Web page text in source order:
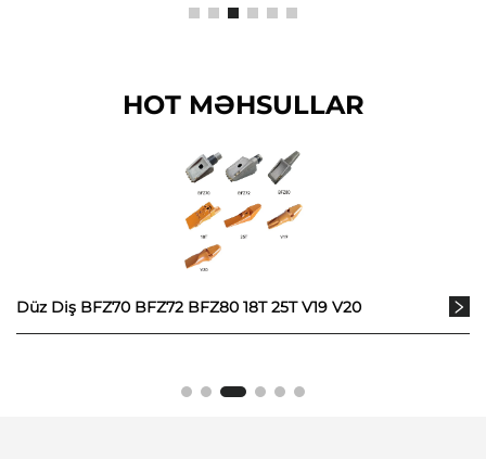
HOT MƏHSULLAR
Düz Diş BFZ70 BFZ72 BFZ80 18T 25T V19 V20